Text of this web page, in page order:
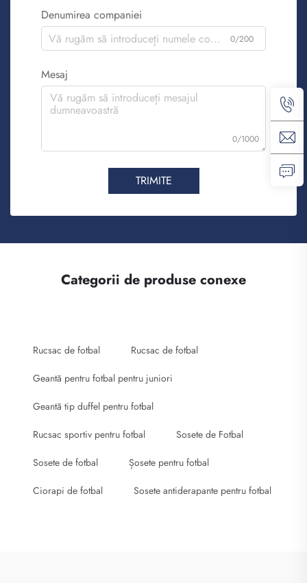
Denumirea companiei
0/200
Mesaj
0/1000
TRIMITE
Categorii de produse conexe
Rucsac de fotbal Rucsac de fotbal
Geantă pentru fotbal pentru juniori
Geantă tip duffel pentru fotbal
Rucsac sportiv pentru fotbal Sosete de Fotbal
Sosete de fotbal Șosete pentru fotbal
Ciorapi de fotbal Sosete antiderapante pentru fotbal